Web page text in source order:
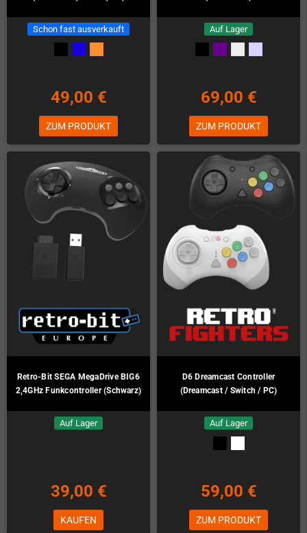
Schon fast ausverkauft
49,00 €
ZUM PRODUKT
Auf Lager
69,00 €
ZUM PRODUKT
Retro-Bit SEGA MegaDrive BIG6
2,4GHz Funkcontroller (Schwarz)
Auf Lager
39,00 €
KAUFEN
D6 Dreamcast Controller
(Dreamcast / Switch / PC)
Auf Lager
59,00 €
ZUM PRODUKT